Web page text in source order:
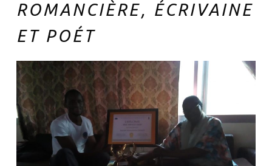
ROMANCIÈRE, ÉCRIVAINE
ET POÉT